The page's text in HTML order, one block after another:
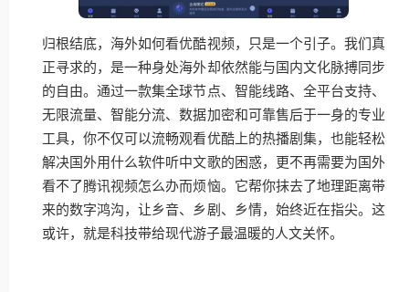
归根结底，海外如何看优酷视频，只是一个引子。我们真
正寻求的，是一种身处海外却依然能与国内文化脉搏同步
的自由。通过一款集全球节点、智能线路、全平台支持、
无限流量、智能分流、数据加密和可靠售后于一身的专业
工具，你不仅可以流畅观看优酷上的热播剧集，也能轻松
解决国外用什么软件听中文歌的困惑，更不再需要为国外
看不了腾讯视频怎么办而烦恼。它帮你抹去了地理距离带
来的数字鸿沟，让乡音、乡剧、乡情，始终近在指尖。这
或许，就是科技带给现代游子最温暖的人文关怀。